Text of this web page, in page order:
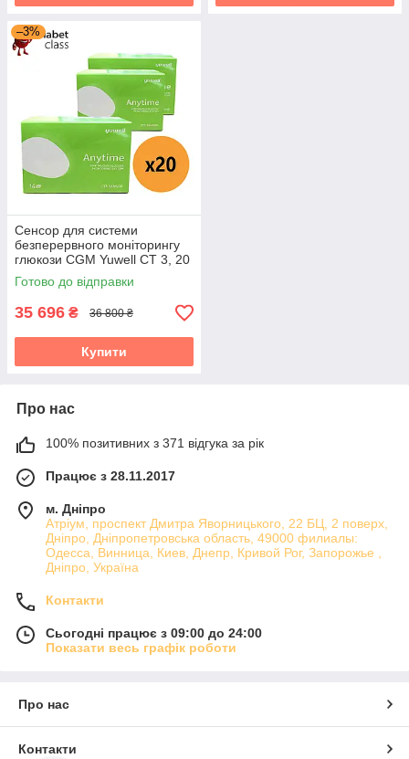
–3%
Сенсор для системи
безперервного моніторингу
глюкози CGM Yuwell CT 3, 20
пак.
Готово до відправки
35 696 ₴ 36 800 ₴
Купити
Про нас
100% позитивних з 371 відгука за рік
Працює з 28.11.2017
м. Дніпро
Атріум, проспект Дмитра Яворницького, 22 БЦ, 2 поверх,
Дніпро, Дніпропетровська область, 49000 филиалы:
Одесса, Винница, Киев, Днепр, Кривой Рог, Запорожье ,
Дніпро, Україна
Контакти
Сьогодні працює з 09:00 до 24:00
Показати весь графік роботи
Про нас
Контакти